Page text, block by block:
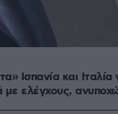
Ισπανία και
με ελέγχους,